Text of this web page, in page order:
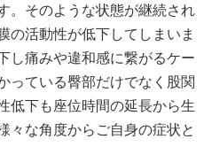
。そのような状態が継続され
の活動性が低下してしまいま
し痛みや違和感に繋がるケー
っている臀部だけでなく股関
低下も座位時間の延長から生
々な角度からご自身の症状と